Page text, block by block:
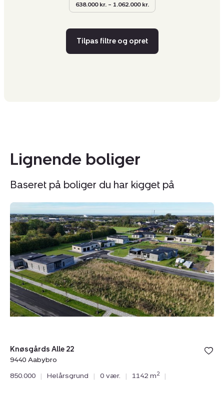
638.000 kr. – 1.062.000 kr.
Tilpas filtre og opret
Lignende boliger
Baseret på boliger du har kigget på
Helårsgrund:
Knøsgårds
Alle
22,
9440
Aabybro
Knøsgårds Alle 22
9440 Aabybro
850.000
| Helårsgrund | 0 vær. | 1142 m2 |